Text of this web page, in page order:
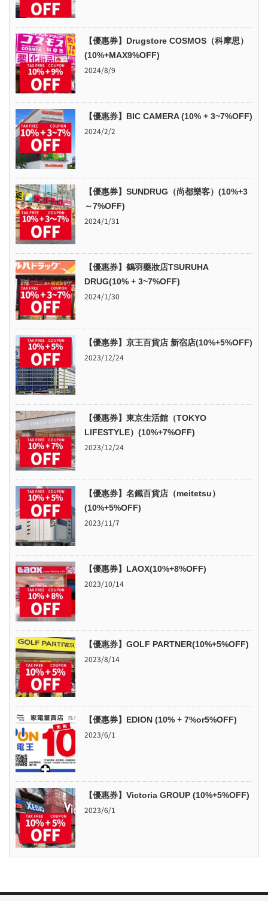
【優惠券】Drugstore COSMOS（科摩思）
(10%+MAX9%OFF)
2024/8/9
【優惠券】BIC CAMERA (10% + 3~7%OFF)
2024/2/2
【優惠券】SUNDRUG（尚都樂客）(10%+3
～7%OFF)
2024/1/31
【優惠券】鶴羽藥妝店TSURUHA
DRUG(10% + 3~7%OFF)
2024/1/30
【優惠券】京王百貨店 新宿店(10%+5%OFF)
2023/12/24
【優惠券】東京生活館（TOKYO
LIFESTYLE）(10%+7%OFF)
2023/12/24
【優惠券】名鐵百貨店（meitetsu）
(10%+5%OFF)
2023/11/7
【優惠券】LAOX(10%+8%OFF)
2023/10/14
【優惠券】GOLF PARTNER(10%+5%OFF)
2023/8/14
【優惠券】EDION (10% + 7%or5%OFF)
2023/6/1
【優惠券】Victoria GROUP (10%+5%OFF)
2023/6/1